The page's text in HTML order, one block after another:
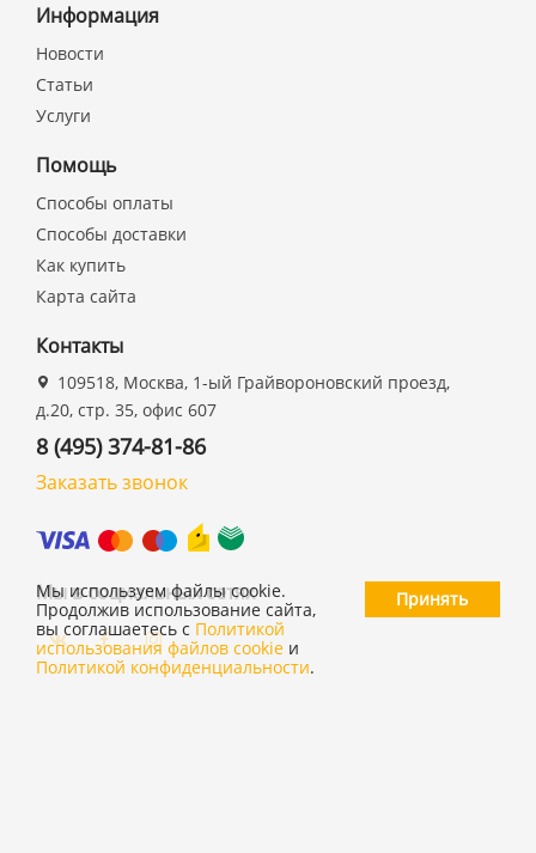
Информация
Новости
Статьи
Услуги
Помощь
Способы оплаты
Способы доставки
Как купить
Карта сайта
Контакты
109518, Москва, 1-ый Грайвороновский проезд,
д.20, стр. 35, офис 607
8 (495) 374-81-86
Заказать звонок
Мы в социальных сетях
Мы используем файлы cookie.
Продолжив использование сайта,
вы соглашаетесь с Политикой
использования файлов cookie и
Политикой конфиденциальности.
Принять